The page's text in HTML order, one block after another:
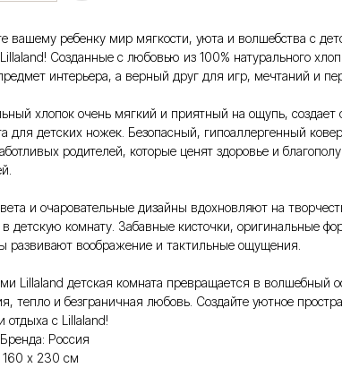
вашему ребенку мир мягкости, уюта и волшебства с
Созданные с любовью из 100% натурального
интерьера, а верный друг для игр, мечтаний и
хлопок очень мягкий и приятный на ощупь,
для детских ножек. Безопасный, гипоаллергенный
родителей, которые ценят здоровье и
и очаровательные дизайны вдохновляют на
в детскую комнату. Забавные кисточки, оригинальные
развивают воображение и тактильные ощущения.
Lillaland детская комната превращается в волшебный
тепло и безграничная любовь. Создайте уютное
отдыха с Lillaland!
Россия
160 х 230 см